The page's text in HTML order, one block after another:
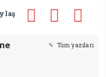
Tüm yazıları